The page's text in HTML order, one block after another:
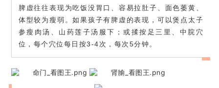
脾虚往往表现为吃饭没胃口、容易拉肚子、面色萎黄、
体型较为瘦弱。如果孩子有脾虚的表现，可以煲点太子
参瘦肉汤、山药莲子汤服下；或揉按足三里、中脘穴
位，每个穴位每日按3-4次，每次5分钟。